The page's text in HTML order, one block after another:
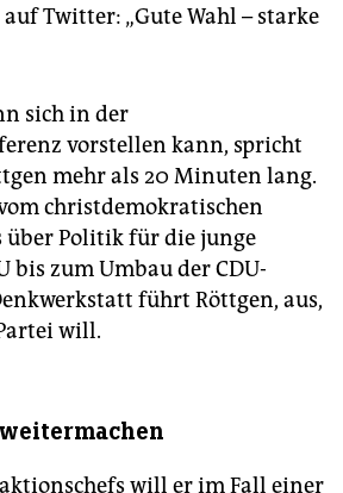
Twitter: „Gute Wahl – starke
sich in der
vorstellen kann, spricht
mehr als 20 Minuten lang.
christdemokratischen
über Politik für die junge
bis zum Umbau der CDU-
führt Röttgen, aus,
will.
will er im Fall einer